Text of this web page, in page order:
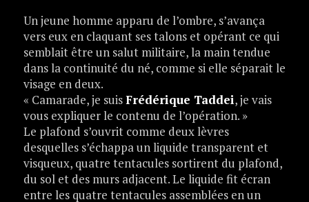
Un jeune homme apparu de l’ombre, s’avança
vers eux en claquant ses talons et opérant ce qui
semblait être un salut militaire, la main tendue
dans la continuité du né, comme si elle séparait le
visage en deux.
« Camarade, je suisFrédérique Taddei, je vais
vous expliquer le contenu de l’opération. »
Le plafond s’ouvrit comme deux lèvres
desquelles s’échappa un liquide transparent et
visqueux, quatre tentacules sortirent du plafond,
du sol et des murs adjacent. Le liquide fit écran
entre les quatre tentacules assemblées en un